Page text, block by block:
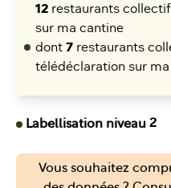
12 restaurants
sur ma cantine
dont 7 restaurants
télédéclaration sur
Labellisation niveau 2
Vous souhaitez